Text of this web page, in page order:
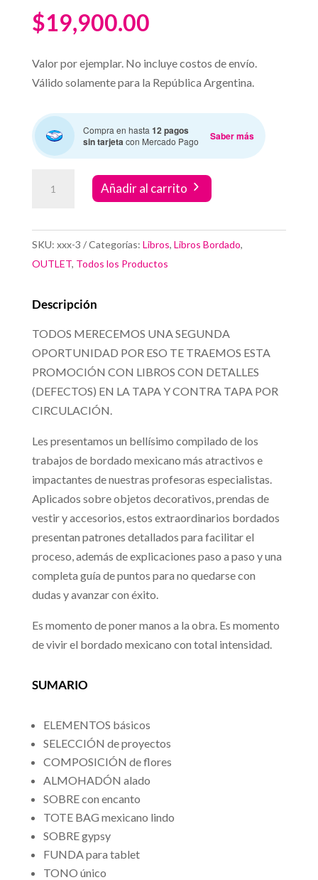
$19,900.00
Valor por ejemplar. No incluye costos de envío.
Válido solamente para la República Argentina.
Compra en hasta12 pagos
sin tarjetacon Mercado Pago Saber más
bordado
Añadir al carrito
SKU: xxx-3 Categorías: Libros, Libros Bordado,
OUTLET, Todos los Productos
Descripción
TODOS MERECEMOS UNA SEGUNDA
OPORTUNIDAD POR ESO TE TRAEMOS ESTA
PROMOCIÓN CON LIBROS CON DETALLES
(DEFECTOS) EN LA TAPA Y CONTRA TAPA POR
CIRCULACIÓN.
Les presentamos un bellísimo compilado de los
trabajos de bordado mexicano más atractivos e
impactantes de nuestras profesoras especialistas.
Aplicados sobre objetos decorativos, prendas de
vestir y accesorios, estos extraordinarios bordados
presentan patrones detallados para facilitar el
proceso, además de explicaciones paso a paso y una
completa guía de puntos para no quedarse con
dudas y avanzar con éxito.
Es momento de poner manos a la obra. Es momento
de vivir el bordado mexicano con total intensidad.
SUMARIO
ELEMENTOS básicos
SELECCIÓN de proyectos
COMPOSICIÓN de flores
ALMOHADÓN alado
SOBRE con encanto
TOTE BAG mexicano lindo
SOBRE gypsy
FUNDA para tablet
TONO único